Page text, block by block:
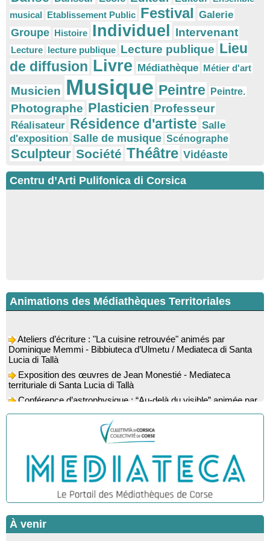
musical Etablissement Public Festival Galerie
Groupe Histoire Individuel Intervenant
Lecture lecture publique Lecture publique Lieu
de diffusion Livre Médiathèque Métier d'art
Musicien Musique Peintre Peintre.
Photographe Plasticien Professeur
Réalisateur Résidence d'artiste Salle
d'exposition Salle de musique Scénographe
Sculpteur Société Théâtre Vidéaste
Centru d’Arti Pulifonica di Corsica
Animations des Médiathèques Territoriales
Dominique Memmi - Bibbiuteca d’Ulmetu / Mediateca di Santa
Lucia di Tallà
territuriale di Santa Lucia di Tallà
l’astrophysicien Paul Guerrini - Médiathèque - Pitretu è
Bicchisgià
Exposition des œuvres de Dominique Malberti Morin :
"Racines, peintures acryliques et aquarelles" - Mediateca
Animation : "Petits lecteurs" - Médiathèque - Pitretu è
Bicchisgià
Veillée de contes à la forêt enchantée "U Mondu ditu
mignuleddu" par la Caravane de Conteurs - Currà
Colloque : "Taravu : terre de patrimoines", Regards sur le
patrimoine religieux, roman, thermal et littéraire - Spaziu Jean-
Marc Fiamma - A Sarra di Farru
À venir